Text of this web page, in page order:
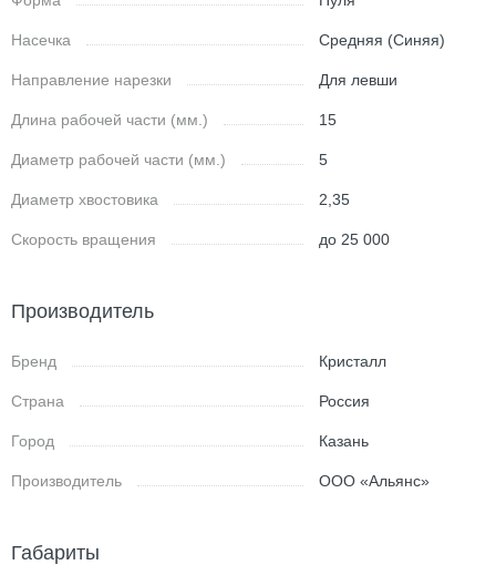
Насечка Средняя (Синяя)
Направление нарезки Для левши
Длина рабочей части (мм.) 15
Диаметр рабочей части (мм.) 5
Диаметр хвостовика 2,35
Скорость вращения до 25 000
Производитель
Бренд Кристалл
Страна Россия
Город Казань
Производитель ООО «Альянс»
Габариты